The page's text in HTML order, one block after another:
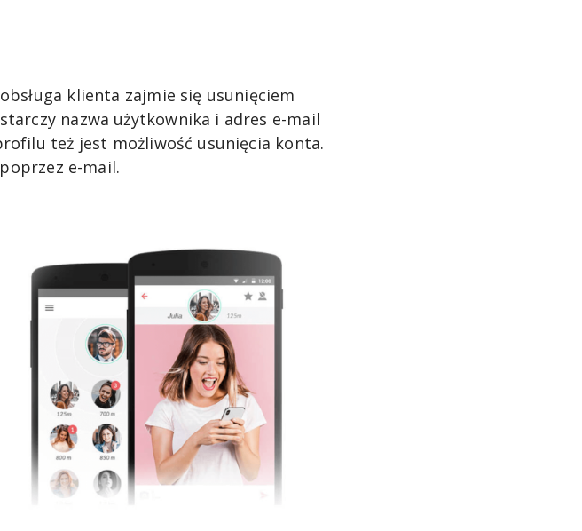
klienta zajmie się usunięciem
nazwa użytkownika i adres e-mail
też jest możliwość usunięcia konta.
e-mail.